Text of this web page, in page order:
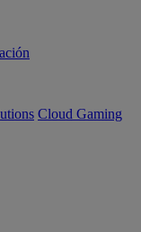
Cloud Gaming